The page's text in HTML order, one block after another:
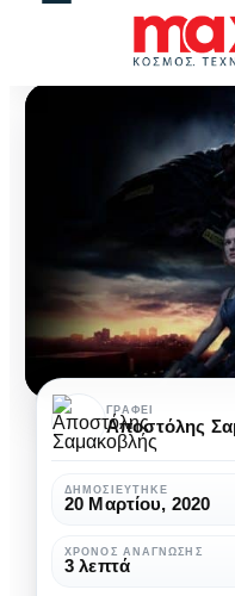
Resident
Evil
Trailers
ΓΡΆΦΕΙ
Αποστόλης
ΔΗΜΟΣΙΕΎΤΗΚΕ
20 Μαρτίου, 2020
ΧΡΌΝΟΣ ΑΝΆΓΝΩΣΗΣ
3 λεπτά